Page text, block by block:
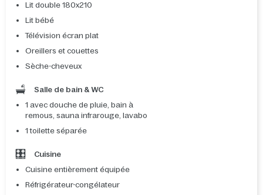
Lit double 180x210
Lit bébé
Télévision écran plat
Oreillers et couettes
Sèche-cheveux
Salle de bain & WC
1 avec douche de pluie, bain à
remous, sauna infrarouge, lavabo
1 toilette séparée
Cuisine
Cuisine entièrement équipée
Réfrigérateur-congélateur